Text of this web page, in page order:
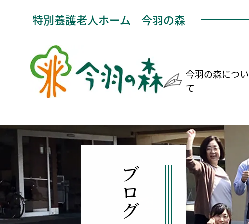
特別養護老人ホーム 今羽の森
今羽の森につい
て
ブログ